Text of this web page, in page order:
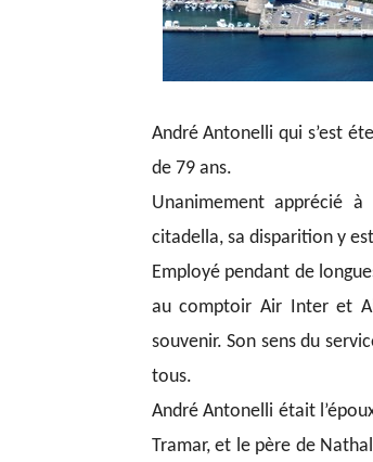
André Antonelli qui s’est
de 79 ans.
Unanimement apprécié
citadella, sa disparition y
Employé pendant de
au comptoir Air Inter et
souvenir. Son sens du
tous.
André Antonelli était
Tramar, et le père de